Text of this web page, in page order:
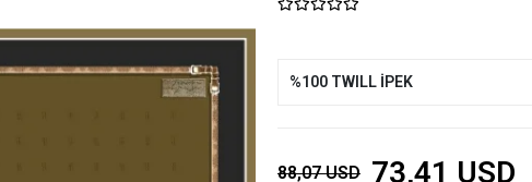
%100 TWILL İPEK
88,07 USD 73,41 USD